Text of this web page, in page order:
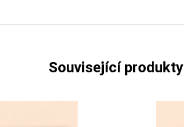
Související produkty